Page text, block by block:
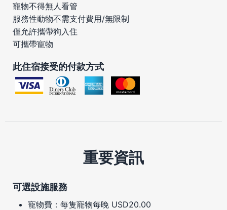
寵物不得無人看管
服務性動物不需支付費用/無限制
僅允許攜帶狗入住
可攜帶寵物
此住宿接受的付款方式
重要資訊
可選設施服務
寵物費：每隻寵物每晚 USD20.00